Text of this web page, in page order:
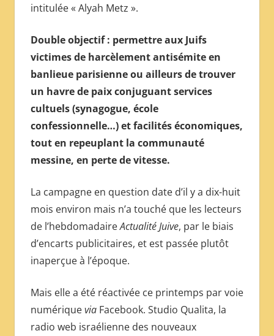
intitulée « Alyah Metz ».
Double objectif : permettre aux Juifs
victimes de harcèlement antisémite en
banlieue parisienne ou ailleurs de trouver
un havre de paix conjuguant services
cultuels (synagogue, école
confessionnelle…) et facilités économiques,
tout en repeuplant la communauté
messine, en perte de vitesse.
La campagne en question date d’il y a dix-huit
mois environ mais n’a touché que les lecteurs
de l’hebdomadaireActualité Juive, par le biais
d’encarts publicitaires, et est passée plutôt
inaperçue à l’époque.
Mais elle a été réactivée ce printemps par voie
numériqueviaFacebook. Studio Qualita, la
radio web israélienne des nouveaux